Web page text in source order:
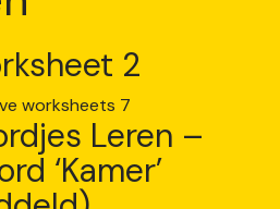
2
Leren –
‘Kamer’